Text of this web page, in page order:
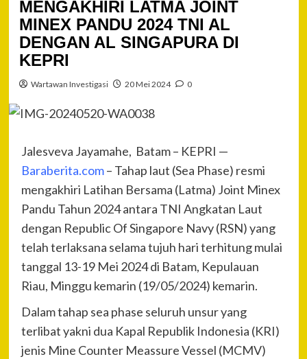
MENGAKHIRI LATMA JOINT
MINEX PANDU 2024 TNI AL
DENGAN AL SINGAPURA DI
KEPRI
Wartawan Investigasi 20 Mei 2024 0
Jalesveva Jayamahe, Batam – KEPRI —
Baraberita.com– Tahap laut (Sea Phase) resmi
mengakhiri Latihan Bersama (Latma) Joint Minex
Pandu Tahun 2024 antara TNI Angkatan Laut
dengan Republic Of Singapore Navy (RSN) yang
telah terlaksana selama tujuh hari terhitung mulai
tanggal 13-19 Mei 2024 di Batam, Kepulauan
Riau, Minggu kemarin (19/05/2024) kemarin.
Dalam tahap sea phase seluruh unsur yang
terlibat yakni dua Kapal Republik Indonesia (KRI)
jenis Mine Counter Meassure Vessel (MCMV)